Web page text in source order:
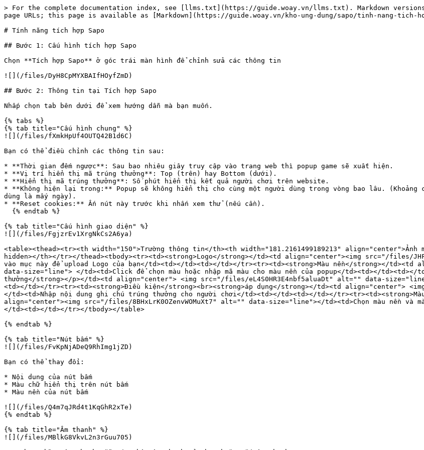
> For the complete documentation index, see [llms.txt](https://guide.woay.vn/llms.txt). Markdown
page URLs; this page is available as [Markdown](https://guide.woay.vn/kho-ung-dung/sapo/tinh-nang-tich-
# Tính năng tích hợp Sapo
## Bước 1: Cấu hình tích hợp Sapo
Chọn **Tích hợp Sapo** ở góc trái màn hình để chỉnh sửa các thông tin
![](/files/DyH8CpMYXBAIfHOyfZmD)
## Bước 2: Thông tin tại Tích hợp Sapo
Nhấp chọn tab bên dưới để xem hướng dẫn mà bạn muốn.
{% tabs %}
{% tab title="Cấu hình chung" %}
![](/files/fXmkHpUf4OUTQ42B1d6C)
Bạn có thể điều chỉnh các thông tin sau:
* **Thời gian đếm ngược**: Sau bao nhiêu giây truy cập vào trang web thì popup game sẽ xuất hiện.
* **Vị trí hiển thị mã trúng thưởng**: Top (trên) hay Bottom (dưới).
* **Hiển thị mã trúng thưởng**: Số phút hiển thị kết quả người chơi trên website.
* **Không hiện lại trong:** Popup sẽ không hiển thị cho cùng một người dùng trong vòng bao lâu.
dùng là mấy ngày).
* **Reset cookies:** Ấn nút này trước khi nhấn xem thử (nếu cần).
{% tab title="Cấu hình giao diện" %}
![](/files/FgjzrEv1XrgNkCs2A6ya)
<table><thead><tr><th width="150">Trường thông tin</th><th width="181.2161499189213"
hidden></th></tr></thead><tbody><tr><td><strong>Logo</strong></td><td align="center"><img src="/files/
vào mục này để upload Logo của bạn</td><td></td><td></td></tr><tr><td><strong>Màu nền</strong></td><td
data-size="line"> </td><td>Click để chọn màu hoặc nhập mã màu cho màu nền của popup</td><td></td><td></
thưởng</strong></p></td><td align="center"> <img src="/files/eL4S0HR3E4nbf5aluaDt" alt="" data-
<td></td></tr><tr><td><strong>Điều kiện</strong><br><strong>áp dụng</strong></td><td align="center">
</td><td>Nhập nội dung ghi chú trúng thưởng cho người chơi</td><td></td><td></td></
align="center"><img src="/files/8BHxLrK0OZenvWOMuXt7" alt="" data-size="line"></td><td>Chọn màu nền
</td><td></td></tr></tbody></table>
{% endtab %}
{% tab title="Nút bấm" %}
![](/files/FvKpNjADeQ9RhImg1jZD)
Bạn có thể thay đổi:
* Nội dung của nút bấm
* Màu chữ hiển thị trên nút bấm
* Màu nền của nút bấm
![](/files/Q4m7qJRd4t1KqGhR2xTe)
{% endtab %}
{% tab title="Âm thanh" %}
![](/files/MBlkG8VkvL2n3rGuu705)